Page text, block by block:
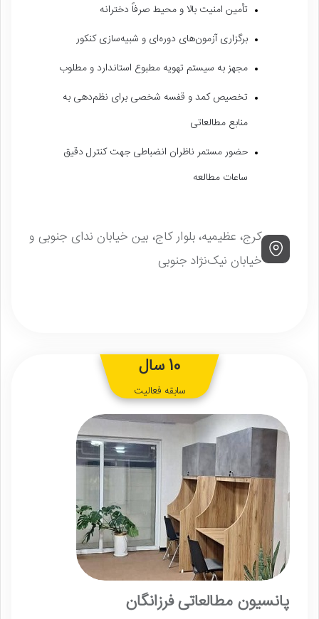
تأمین امنیت بالا و محیط صرفاً دخترانه
برگزاری آزمون‌های دوره‌ای و شبیه‌سازی کنکور
مجهز به سیستم تهویه مطبوع استاندارد و مطلوب
تخصیص کمد و قفسه شخصی برای نظم‌دهی به
منابع مطالعاتی
حضور مستمر ناظران انضباطی جهت کنترل دقیق
ساعات مطالعه
کرج، عظیمیه، بلوار کاج، بین خیابان ندای جنوبی و
خیابان نیک‌نژاد جنوبی
پانسیون مطالعاتی فرزانگان
10 سال
سابقه فعالیت